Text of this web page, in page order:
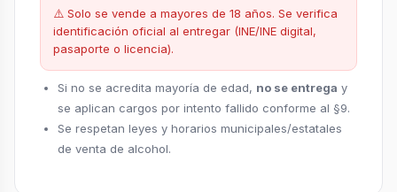
⚠️ Solo se vende a mayores de 18 años. Se verifica
identificación oficial al entregar (INE/INE digital,
pasaporte o licencia).
Si no se acredita mayoría de edad, no se entrega y
se aplican cargos por intento fallido conforme al §9.
Se respetan leyes y horarios municipales/estatales
de venta de alcohol.